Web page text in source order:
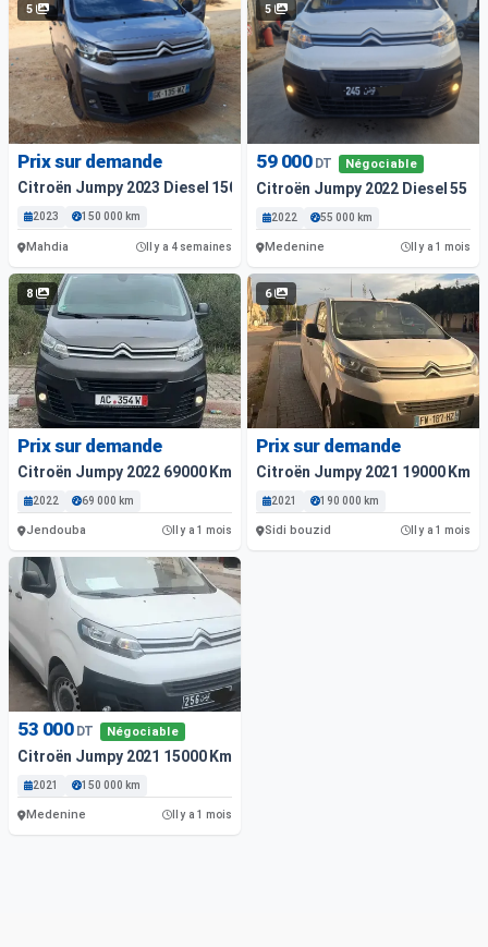
5
Prix sur demande
Citroën Jumpy 2023 Diesel 150 000 Km Mahdia
2023 150 000 km
Mahdia Il y a 4 semaines
5
59 000 DT Négociable
Citroën Jumpy 2022 Diesel 55
2022 55 000 km
Medenine Il y a 1 mois
8
Prix sur demande
Citroën Jumpy 2022 69000 Km
2022 69 000 km
Jendouba Il y a 1 mois
6
Prix sur demande
Citroën Jumpy 2021 19000 Km
2021 190 000 km
Sidi bouzid Il y a 1 mois
53 000 DT Négociable
Citroën Jumpy 2021 15000 Km
2021 150 000 km
Medenine Il y a 1 mois